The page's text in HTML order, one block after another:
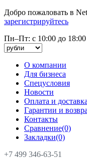
Добро пожаловать в
зарегистрируйтесь
Пн–Пт: с 10:00 до 18:00
О компании
Для бизнеса
Спецусловия
Новости
Оплата и доставка
Гарантии и
Контакты
Сравнение(0)
Закладки(0)
+7 499 346-63-51